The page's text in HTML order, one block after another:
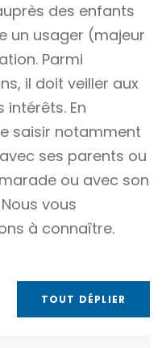
des enfants
un usager (majeur
Parmi
il doit veiller aux
intérêts. En
saisir notamment
ses parents ou
ou avec son
vous
à connaître.
TOUT DÉPLIER